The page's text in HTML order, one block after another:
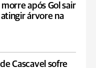
após Gol sair
árvore na
Cascavel sofre